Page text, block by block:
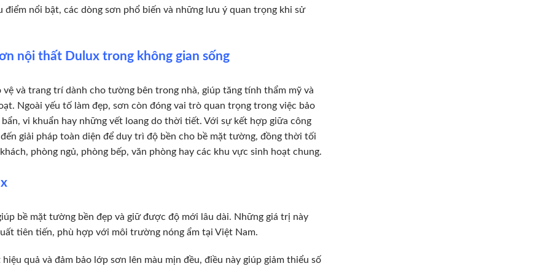
điểm nổi bật, các dòng sơn phổ biến và những lưu ý quan trọng khi sử
nội thất Dulux trong không gian sống
và trang trí dành cho tường bên trong nhà, giúp tăng tính thẩm mỹ và
Ngoài yếu tố làm đẹp, sơn còn đóng vai trò quan trọng trong việc bảo
vi khuẩn hay những vết loang do thời tiết. Với sự kết hợp giữa công
giải pháp toàn diện để duy trì độ bền cho bề mặt tường, đồng thời tối
phòng ngủ, phòng bếp, văn phòng hay các khu vực sinh hoạt chung.
bề mặt tường bền đẹp và giữ được độ mới lâu dài. Những giá trị này
tiên tiến, phù hợp với môi trường nóng ẩm tại Việt Nam.
quả và đảm bảo lớp sơn lên màu mịn đều, điều này giúp giảm thiểu số